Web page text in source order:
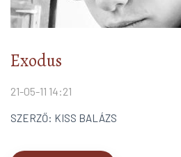
Exodus
21-05-11 14:21
SZERZŐ: KISS BALÁZS